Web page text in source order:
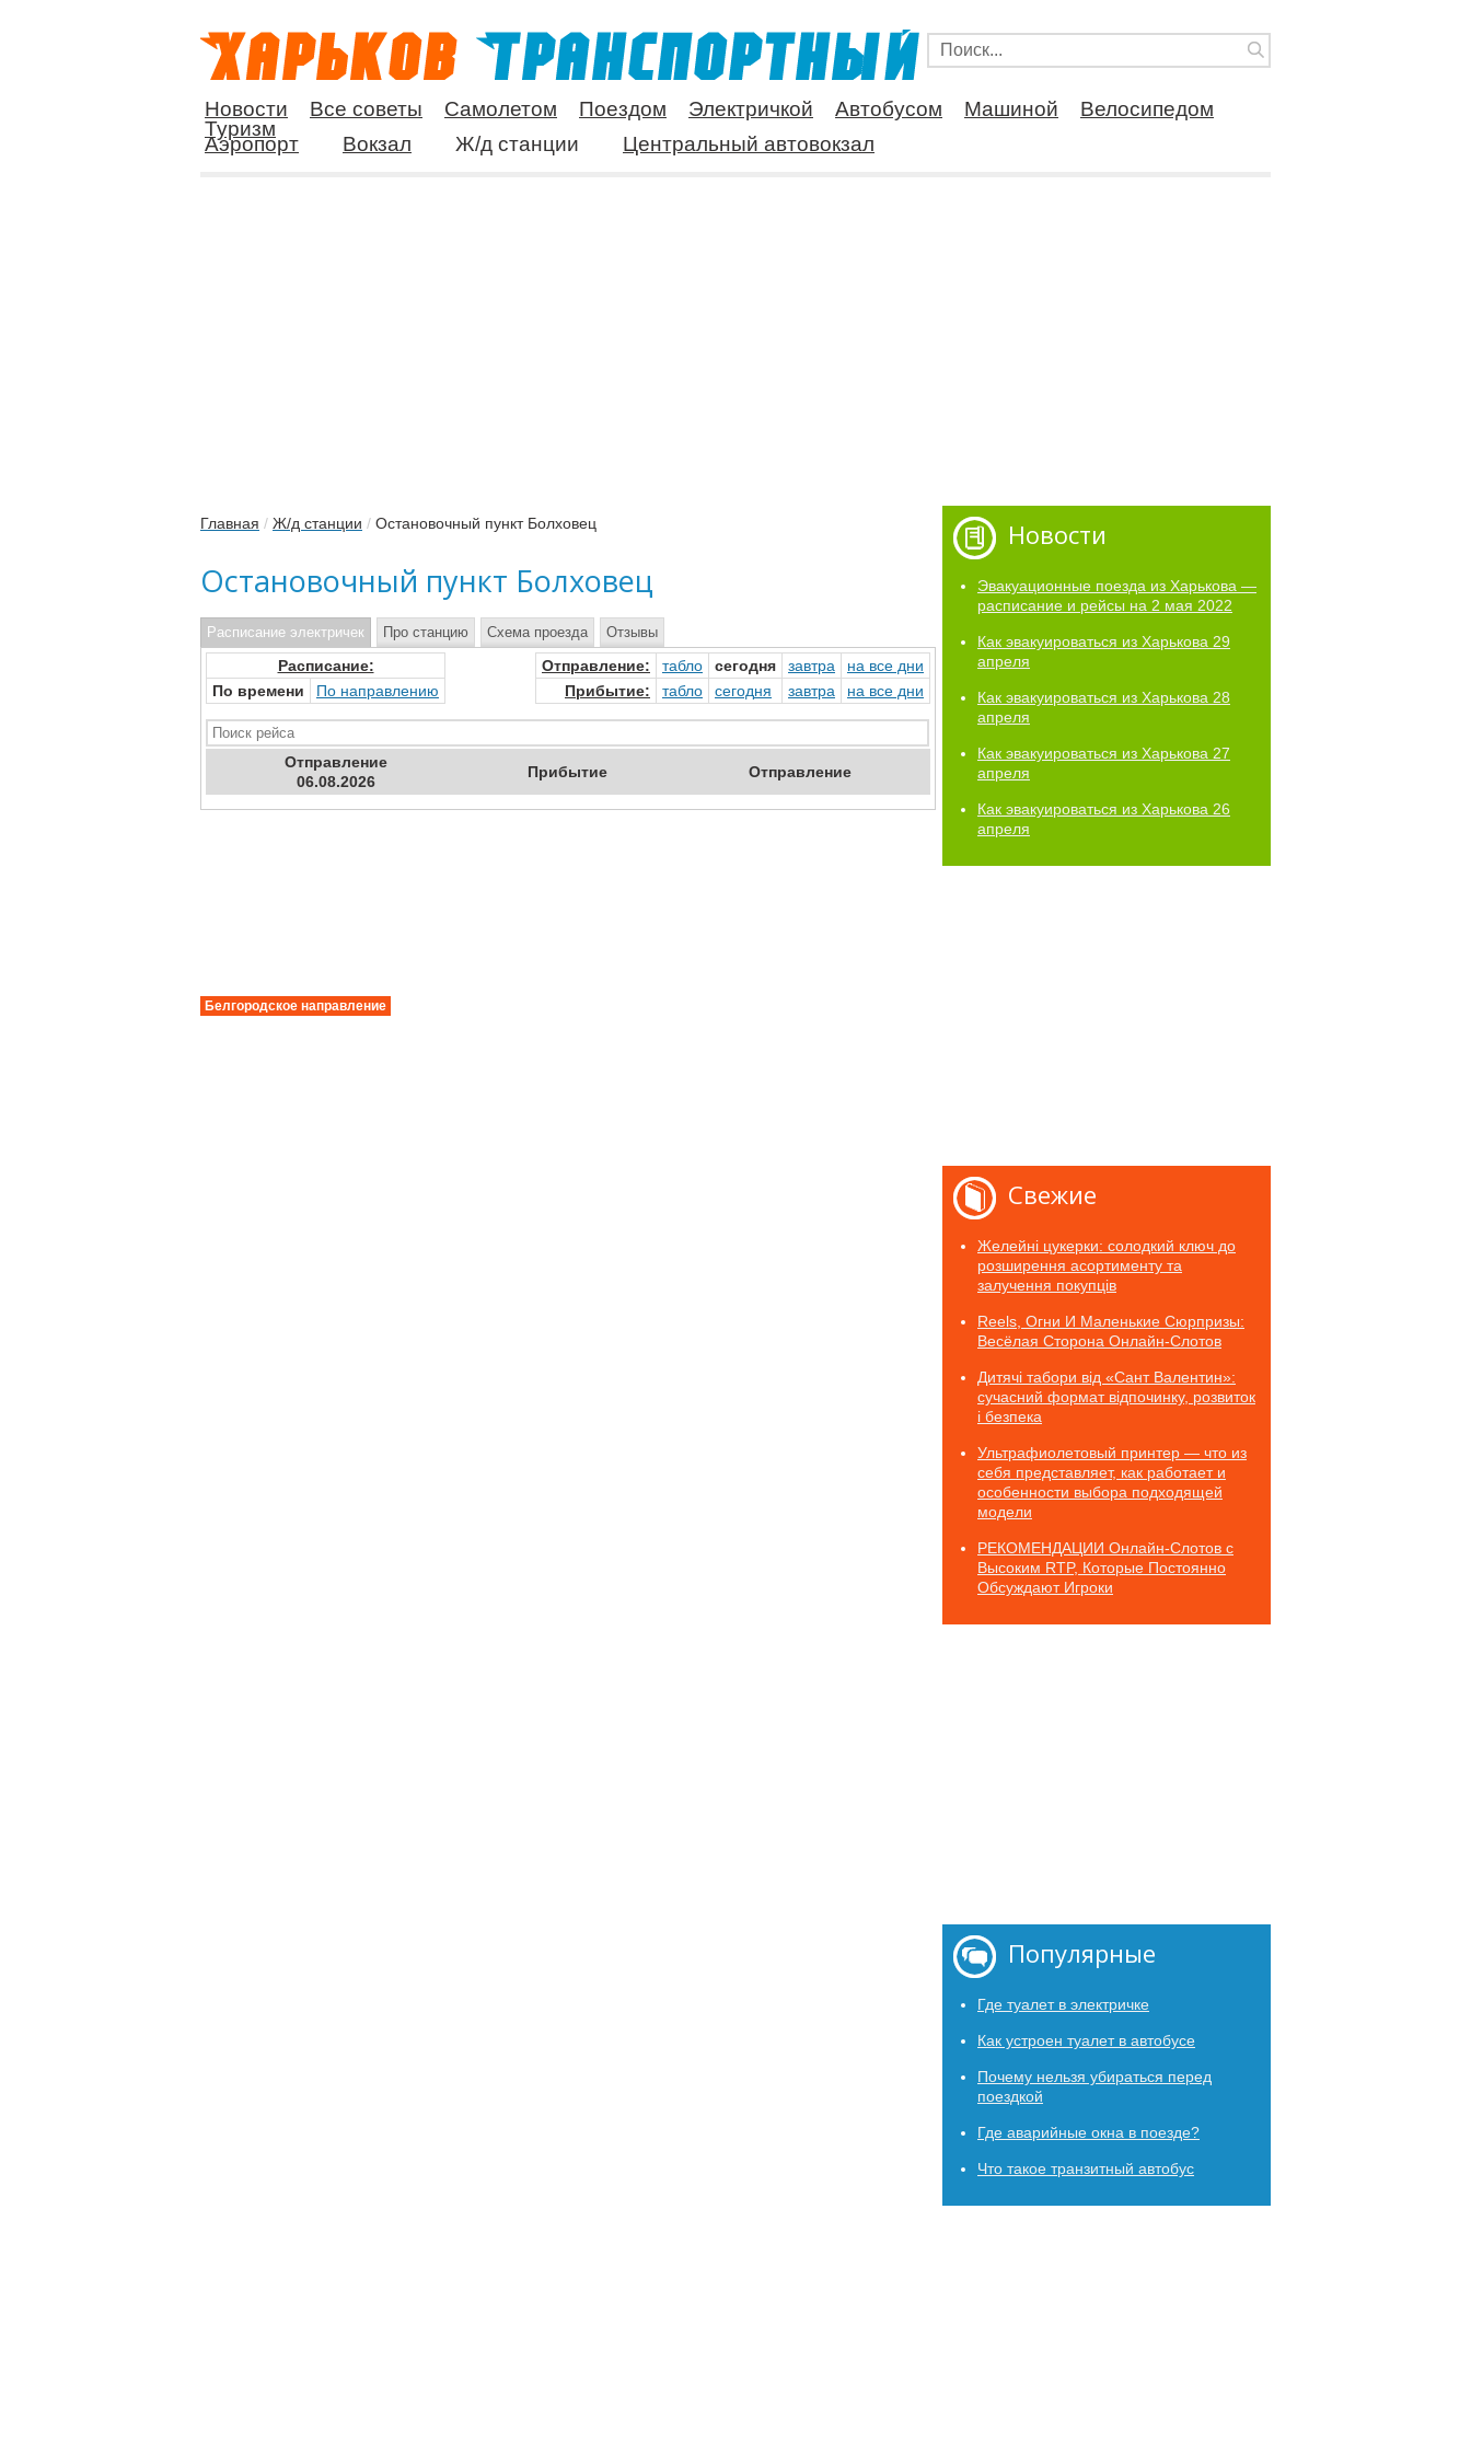
Новости Все советы Самолетом Поездом Электричкой Автобусом Машиной
Велосипедом
Туризм
Аэропорт Вокзал Ж/д станции Центральный автовокзал
Главная / Ж/д станции / Остановочный пункт Болховец
Остановочный пункт Болховец
Расписание электричек
Расписание:
По времени
По направлению
Отправление: табло сегодня завтра на все дни
Прибытие: табло сегодня завтра на все дни
Отправление
06.08.2026
Прибытие Отправление
Про станцию Схема проезда Отзывы
Белгородское направление
Новости
Эвакуационные поезда из Харькова —
расписание и рейсы на 2 мая 2022
Как эвакуироваться из Харькова 29
апреля
Как эвакуироваться из Харькова 28
апреля
Как эвакуироваться из Харькова 27
апреля
Как эвакуироваться из Харькова 26
апреля
Свежие
Желейні цукерки: солодкий ключ до
розширення асортименту та
залучення покупців
Reels, Огни И Маленькие Сюрпризы:
Весёлая Сторона Онлайн-Слотов
Дитячі табори від «Сант Валентин»:
сучасний формат відпочинку, розвиток
і безпека
Ультрафиолетовый принтер — что из
себя представляет, как работает и
особенности выбора подходящей
модели
РЕКОМЕНДАЦИИ Онлайн-Слотов с
Высоким RTP, Которые Постоянно
Обсуждают Игроки
Популярные
Где туалет в электричке
Как устроен туалет в автобусе
Почему нельзя убираться перед
поездкой
Где аварийные окна в поезде?
Что такое транзитный автобус